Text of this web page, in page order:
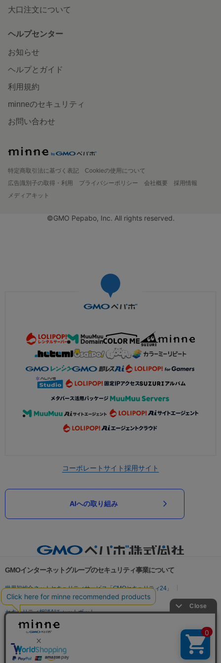
大口注文について
ヘルプセンター
お知らせ
ヘルプとガイド
利用規約
minneのセキュリティ
お問い合わせ
特定商取引法に基づく表記
Cookieの使用について
広告識別子の取得・利用
プライバシーポリシー 会社概要
採用情報
メディアキット
©GMO Pepabo, Inc. All rights reserved.
コーポレートサイト採用サイト
AIへの取り組み
GMOインターネットグループのセキュリティ事業について
世界初総合ネットセキュリティサービス「GMOセキュリティ24」
パスワード漏洩診断
Webサイトリスク診断
セキュリティ相談AIチャットボット
実在証明・盗聴対策
サイバー攻撃対策（GMO Flatt Security）
セキュリティ事業の軌跡